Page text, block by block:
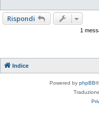
Rispondi
1
Indice
Powered by phpBB